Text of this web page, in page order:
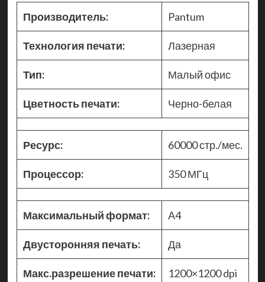
Производитель: Pantum
Технология печати: Лазерная
Тип: Малый офис
Цветность печати: Черно-белая
Ресурс: 60000 стр./мес.
Процессор: 350 МГц
Максимальный формат: A4
Двусторонняя печать: Да
Макс.разрешение печати: 1200×1200 dpi